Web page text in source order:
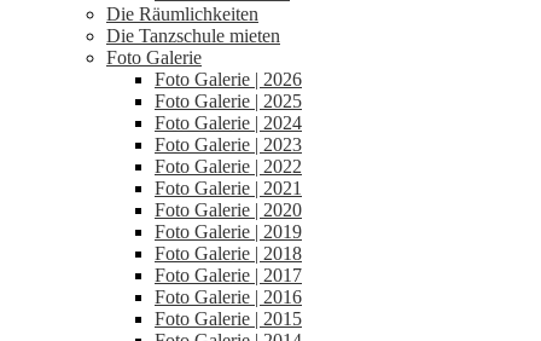
Die Räumlichkeiten
Die Tanzschule mieten
Foto Galerie
Foto Galerie | 2026
Foto Galerie | 2025
Foto Galerie | 2024
Foto Galerie | 2023
Foto Galerie | 2022
Foto Galerie | 2021
Foto Galerie | 2020
Foto Galerie | 2019
Foto Galerie | 2018
Foto Galerie | 2017
Foto Galerie | 2016
Foto Galerie | 2015